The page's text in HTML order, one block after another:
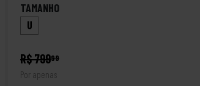
TAMANHO
U
R$ 79999
Por apenas